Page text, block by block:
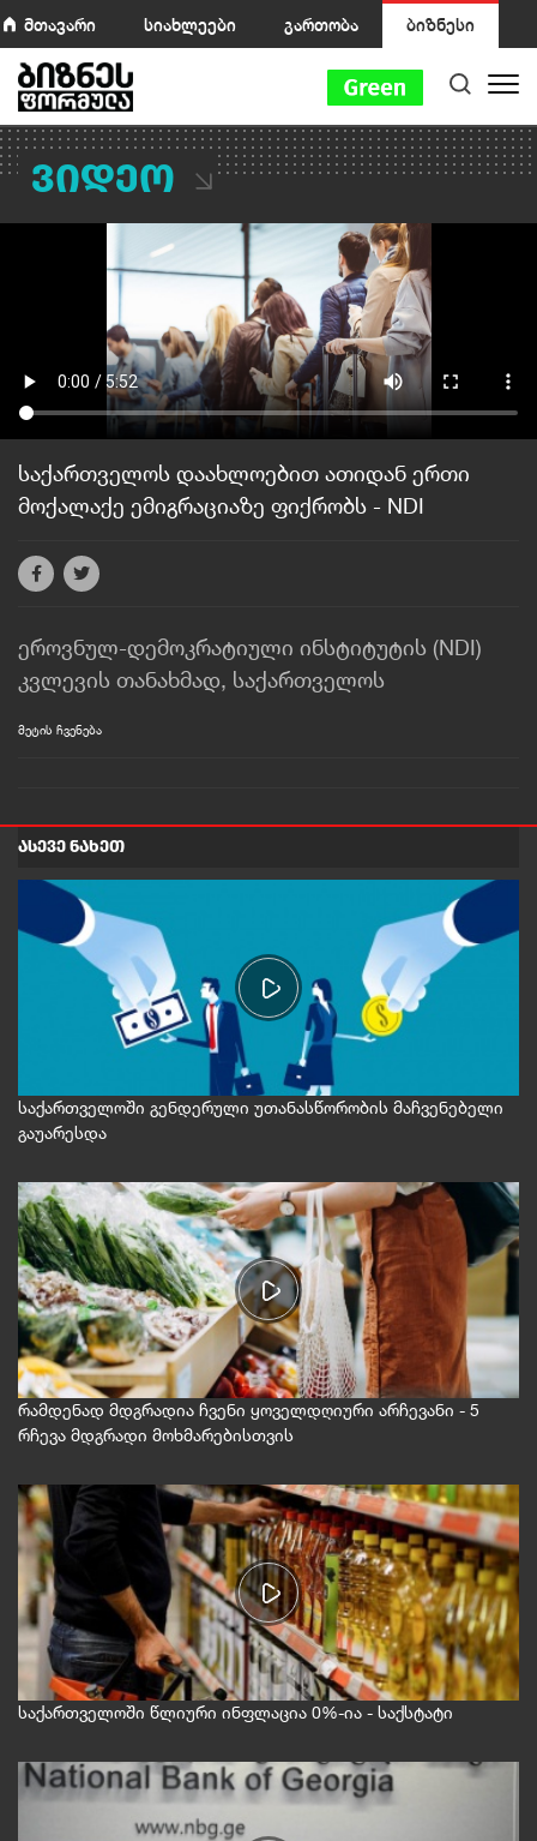
მთავარი სიახლეები გართობა ბიზნესი
ვიდეო
საქართველოს დაახლოებით ათიდან ერთი
მოქალაქე ემიგრაციაზე ფიქრობს - NDI
ეროვნულ-დემოკრატიული ინსტიტუტის (NDI)
კვლევის თანახმად, საქართველოს
ემიგრაციაზე ფიქრობს.
ყველაზე მაღალი ეთნიკური უმცირესობების
ოპოზიციის მხარდამჭერებსა და გადაუწყვეტელ
ამომრჩეველშია.
ამასთან, დაახლოებით ათიდან ერთ
მოქალაქეს ჰყავს ოჯახის წევრი, რომელიც
უცხოეთში ცხოვრობს და ფულს უგზავნის.
მეტის ჩვენება
ᲐᲡᲔᲕᲔ ᲜᲐᲮᲔᲗ
საქართველოში გენდერული უთანასწორობის მაჩვენებელი
გაუარესდა
რამდენად მდგრადია ჩვენი ყოველდღიური არჩევანი - 5
რჩევა მდგრადი მოხმარებისთვის
საქართველოში წლიური ინფლაცია 0%-ია - საქსტატი